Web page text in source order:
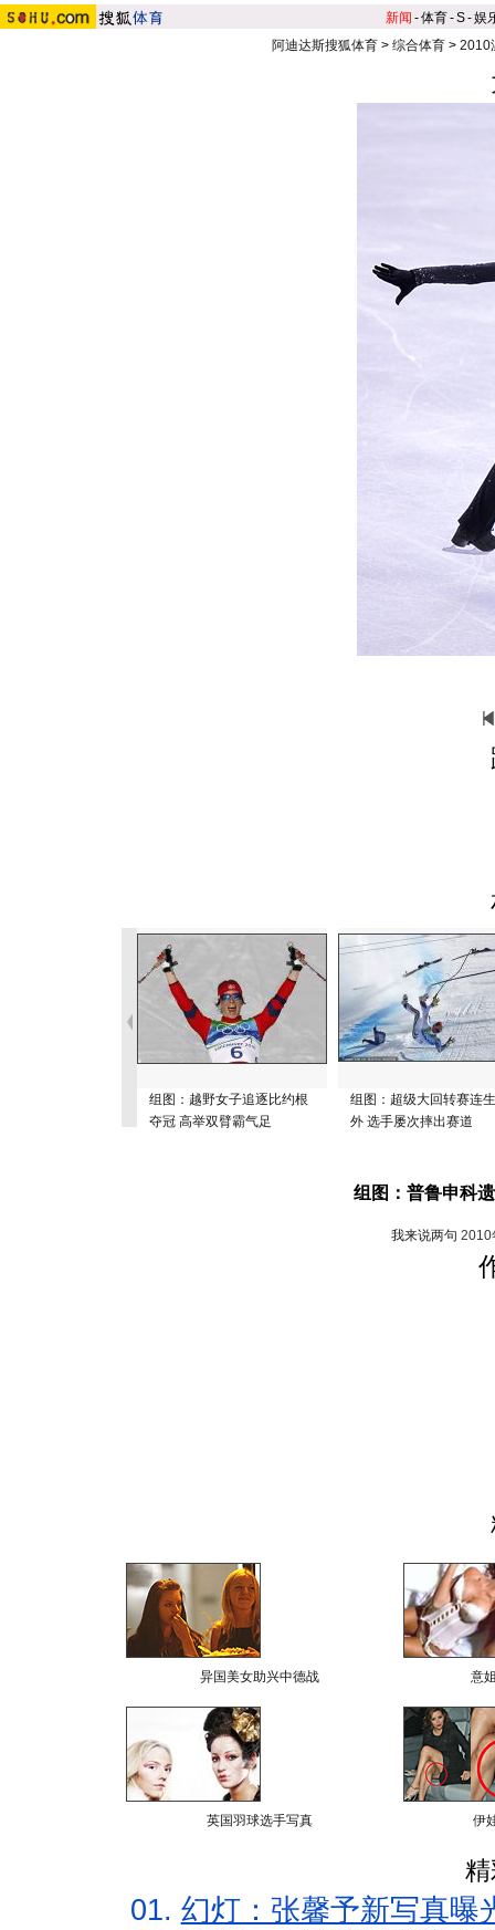
新闻 -体育-S-娱
阿迪达斯搜狐体育 > 综合体育 > 2010
组图：越野女子追逐比约根
夺冠 高举双臂霸气足
组图：超级大回转赛连
外 选手屡次摔出赛道
组图：普鲁申科
我来说两句 2010
异国美女助兴中德战 意
英国羽球选手写真 伊
01. 幻灯：张馨予新写真曝